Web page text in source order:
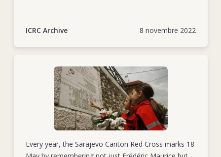
8 novembre 2022
ICRC Archive
Every year, the Sarajevo Canton Red Cross marks 18